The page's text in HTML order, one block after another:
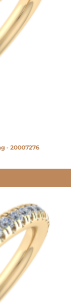
- 20007276